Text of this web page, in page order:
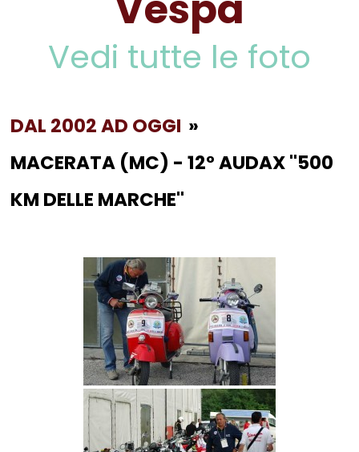
Vedi tutte le foto
DAL 2002 AD OGGI »
MACERATA (MC) - 12° AUDAX ''500
KM DELLE MARCHE''